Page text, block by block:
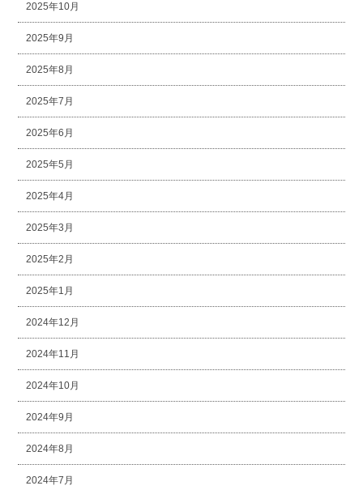
2025年10月
2025年9月
2025年8月
2025年7月
2025年6月
2025年5月
2025年4月
2025年3月
2025年2月
2025年1月
2024年12月
2024年11月
2024年10月
2024年9月
2024年8月
2024年7月